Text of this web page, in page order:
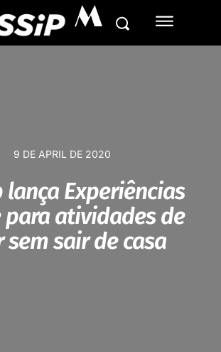
M
9 DE APRIL DE 2020
lança Experiências
para atividades de
sem sair de casa